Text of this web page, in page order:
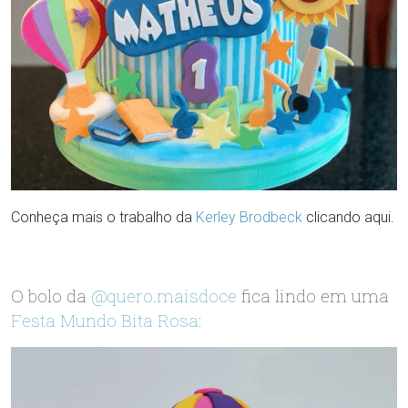
Conheça mais o trabalho da Kerley Brodbeck clicando aqui.
O bolo da @quero.maisdoce fica lindo em uma
Festa Mundo Bita Rosa: